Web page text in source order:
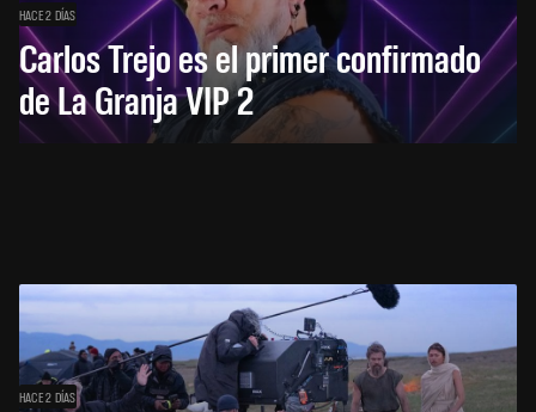
HACE 2 DÍAS
Carlos Trejo es el primer confirmado
de La Granja VIP 2
HACE 2 DÍAS